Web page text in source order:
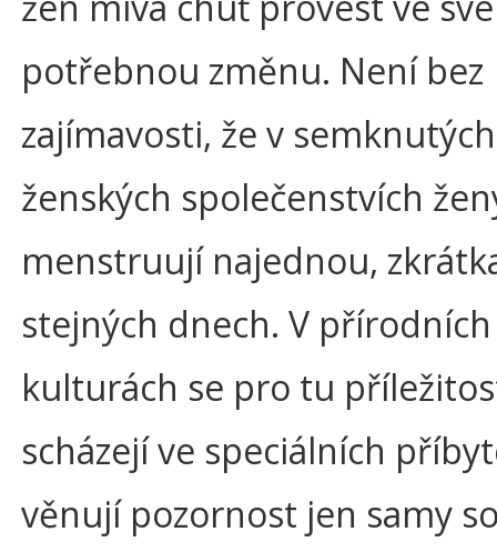
potřebnou změnu. Není bez
zajímavosti, že v semknutých
ženských společenstvích
menstruují najednou,
stejných dnech. V přírodních
kulturách se pro tu
scházejí ve speciálních
věnují pozornost jen samy